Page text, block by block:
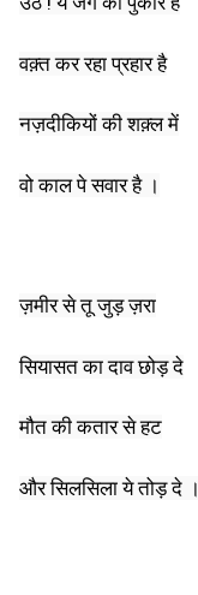
वक़्त कर रहा प्रहार है
नज़दीकियों की शक़्ल में
वो काल पे सवार है ।
ज़मीर से तू जुड़ ज़रा
सियासत का दाव छोड़ दे
मौत की कतार से हट
और सिलसिला ये तोड़ दे ।